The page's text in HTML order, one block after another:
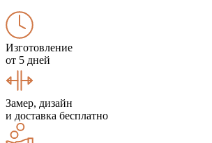
Изготовление
от 5 дней
Замер, дизайн
и доставка бесплатно